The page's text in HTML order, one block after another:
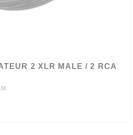
2 XLR MALE / 2 RCA